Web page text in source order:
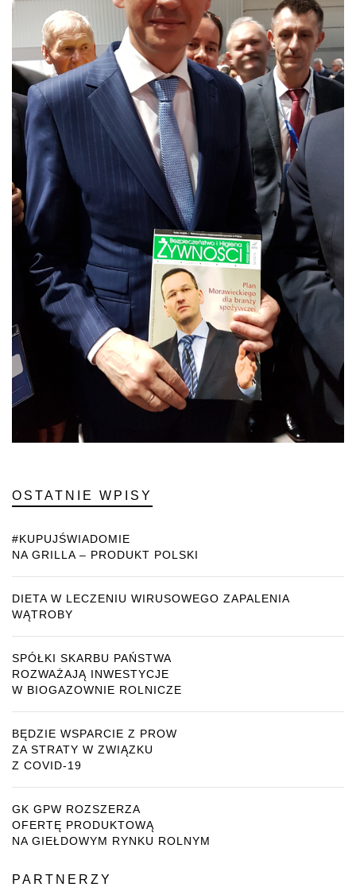
OSTATNIE WPISY
#KUPUJŚWIADOMIE
NA GRILLA – PRODUKT POLSKI
DIETA W LECZENIU WIRUSOWEGO ZAPALENIA
WĄTROBY
SPÓŁKI SKARBU PAŃSTWA
ROZWAŻAJĄ INWESTYCJE
W BIOGAZOWNIE ROLNICZE
BĘDZIE WSPARCIE Z PROW
ZA STRATY W ZWIĄZKU
Z COVID-19
GK GPW ROZSZERZA
OFERTĘ PRODUKTOWĄ
NA GIEŁDOWYM RYNKU ROLNYM
PARTNERZY